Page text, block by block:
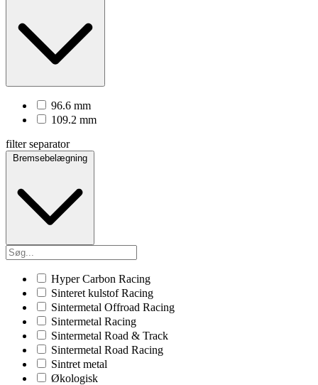
96.6 mm
109.2 mm
filter separator
Bremsebelægning
Hyper Carbon Racing
Sinteret kulstof Racing
Sintermetal Offroad Racing
Sintermetal Racing
Sintermetal Road & Track
Sintermetal Road Racing
Sintret metal
Økologisk